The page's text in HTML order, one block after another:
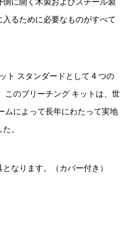
側に開く木製およびスチール製
るために必要なものがすべて
ト スタンダードとして 4 つの
このブリーチング キットは、世
ムによって長年にわたって実地
。
なります。（カバー付き）